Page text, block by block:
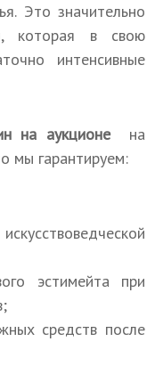
Это значительно
которая в свою
интенсивные
на аукционе
на
мы гарантируем:
эстимейта при
средств после